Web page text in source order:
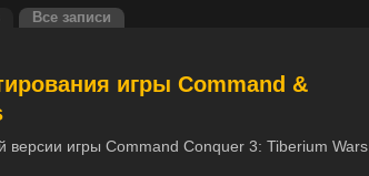
Все записи
игры Command &
версии игры Command Conquer 3: Tiberium Wars.